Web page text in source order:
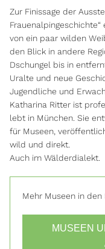
Zur Finissage der
von ein paar wilden
den Blick in andere
Dschungel bis in
Uralte und neue
Jugendliche und
Katharina Ritter ist
lebt in München. Sie
für Museen,
wild und direkt.
Auch im Wälderdialekt.
Mehr Museen in den
MUSEEN